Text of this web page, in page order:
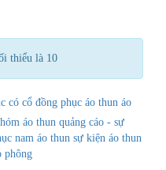
thiểu là 10
có cổ đồng phục áo thun áo
áo thun quảng cáo - sự
nam áo thun sự kiện áo thun
phông